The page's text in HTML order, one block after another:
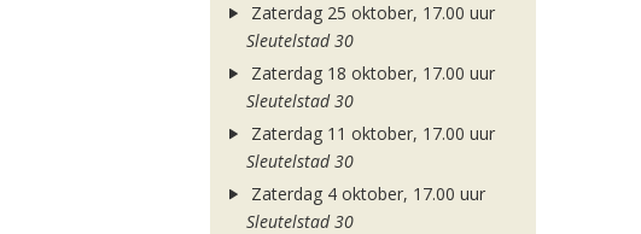
Zaterdag 25 oktober, 17.00 uur
Sleutelstad 30
Zaterdag 18 oktober, 17.00 uur
Sleutelstad 30
Zaterdag 11 oktober, 17.00 uur
Sleutelstad 30
Zaterdag 4 oktober, 17.00 uur
Sleutelstad 30